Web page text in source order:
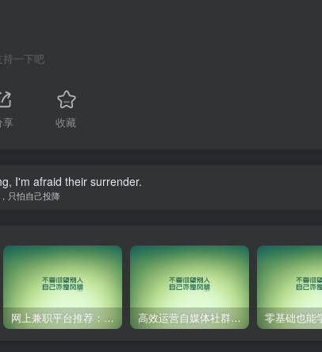
持一下吧
享 收藏
I'm afraid their surrender.
只怕自己投降
网上兼职平台推荐：国外网赚任务！ 高效运营自媒体社群，让内容更有价值！